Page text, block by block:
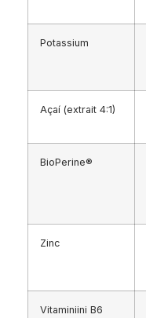
Potassium
Açaí (extrait 4:1)
BioPerine®
Zinc
Vitaminiini B6